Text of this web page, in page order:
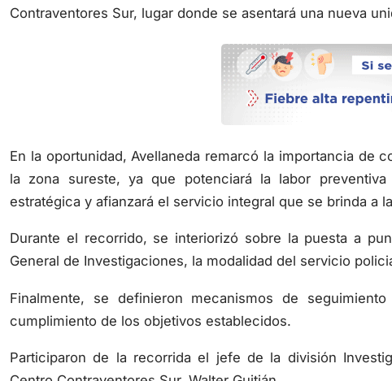
Contraventores Sur, lugar donde se asentará una nueva
En la oportunidad, Avellaneda remarcó la importancia de
la zona sureste, ya que potenciará la labor
estratégica y afianzará el servicio integral que se brinda a
Durante el recorrido, se interiorizó sobre la puesta a
General de Investigaciones, la modalidad del servicio
Finalmente, se definieron mecanismos de
cumplimiento de los objetivos establecidos.
Participaron de la recorrida el jefe de la división